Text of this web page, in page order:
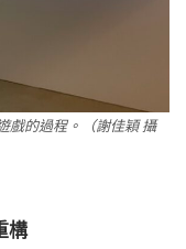
戲的過程。（謝佳穎 攝
構